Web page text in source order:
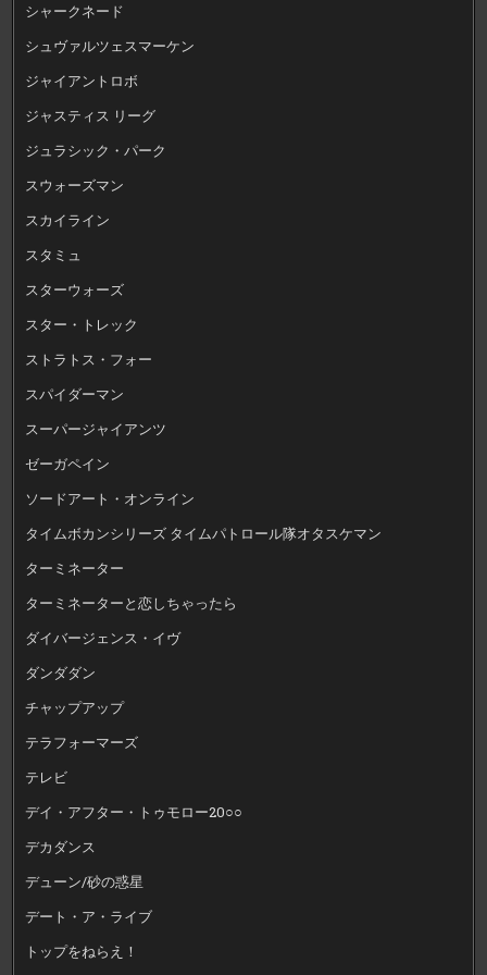
シャークネード
シュヴァルツェスマーケン
ジャイアントロボ
ジャスティス リーグ
ジュラシック・パーク
スウォーズマン
スカイライン
スタミュ
スターウォーズ
スター・トレック
ストラトス・フォー
スパイダーマン
スーパージャイアンツ
ゼーガペイン
ソードアート・オンライン
タイムボカンシリーズ タイムパトロール隊オタスケマン
ターミネーター
ターミネーターと恋しちゃったら
ダイバージェンス・イヴ
ダンダダン
チャップアップ
テラフォーマーズ
テレビ
デイ・アフター・トゥモロー20○○
デカダンス
デューン/砂の惑星
デート・ア・ライブ
トップをねらえ！